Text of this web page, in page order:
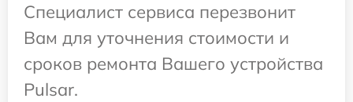
Специалист сервиса перезвонит
Вам для уточнения стоимости и
сроков ремонта Вашего устройства
Pulsar.